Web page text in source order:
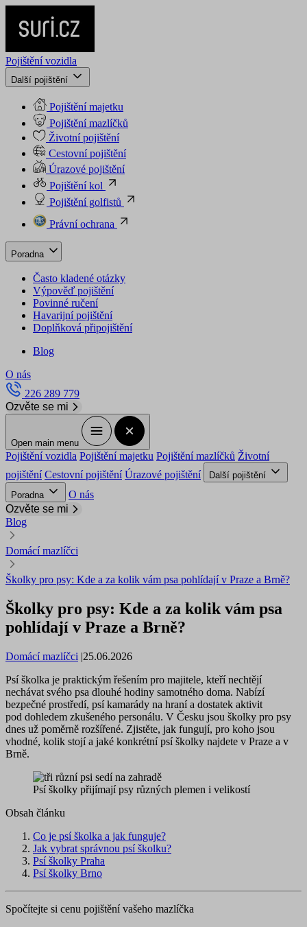
Pojištění vozidla
Další pojištění
Pojištění majetku
Pojištění mazlíčků
Životní pojištění
Cestovní pojištění
Úrazové pojištění
Pojištění kol
Pojištění golfistů
Právní ochrana
Poradna
Často kladené otázky
Výpověď pojištění
Povinné ručení
Havarijní pojištění
Doplňková připojištění
Blog
O nás
226 289 779
Ozvěte se mi
Open main menu
Pojištění vozidla Pojištění majetku Pojištění mazlíčků Životní
pojištění Cestovní pojištění Úrazové pojištění
Další pojištění
Poradna
O nás
Ozvěte se mi
Blog
Domácí mazlíčci
Školky pro psy: Kde a za kolik vám psa pohlídají v Praze a Brně?
Školky pro psy: Kde a za kolik vám psa
pohlídají v Praze a Brně?
Domácí mazlíčci |25.06.2026
Psí školka je praktickým řešením pro majitele, kteří nechtějí
nechávat svého psa dlouhé hodiny samotného doma. Nabízí
bezpečné prostředí, psí kamarády na hraní a dostatek aktivit
pod dohledem zkušeného personálu. V Česku jsou školky pro psy
dnes už poměrně rozšířené. Zjistěte, jak fungují, pro koho jsou
vhodné, kolik stojí a jaké konkrétní psí školky najdete v Praze a v
Brně.
Psí školky přijímají psy různých plemen i velikostí
Obsah článku
Co je psí školka a jak funguje?
Jak vybrat správnou psí školku?
Psí školky Praha
Psí školky Brno
Spočítejte si cenu pojištění vašeho mazlíčka